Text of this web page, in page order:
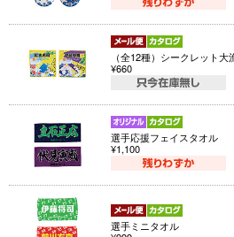
（全12種）シークレット
¥660
選手応援フェイスタオル
¥1,100
選手ミニタオル